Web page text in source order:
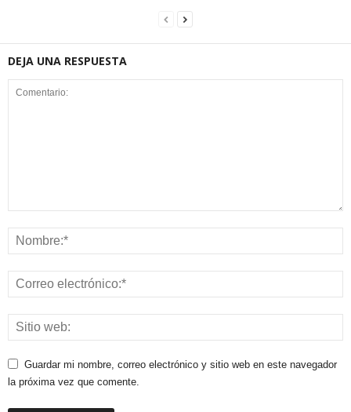
DEJA UNA RESPUESTA
Guardar mi nombre, correo electrónico y sitio web en este navegador
la próxima vez que comente.